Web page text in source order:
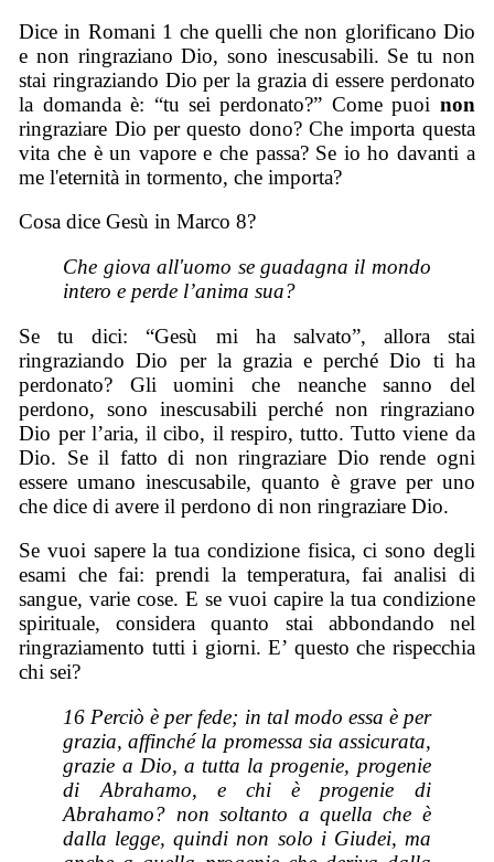
Dice in Romani 1 che quelli che non glorificano Dio
e non ringraziano Dio, sono inescusabili. Se tu non
stai ringraziando Dio per la grazia di essere perdonato
la domanda è: “tu sei perdonato?” Come puoi non
ringraziare Dio per questo dono? Che importa questa
vita che è un vapore e che passa? Se io ho davanti a
me l'eternità in tormento, che importa?
Cosa dice Gesù in Marco 8?
Che giova all'uomo se guadagna il mondo
intero e perde l’anima sua?
Se tu dici: “Gesù mi ha salvato”, allora stai
ringraziando Dio per la grazia e perché Dio ti ha
perdonato? Gli uomini che neanche sanno del
perdono, sono inescusabili perché non ringraziano
Dio per l’aria, il cibo, il respiro, tutto. Tutto viene da
Dio. Se il fatto di non ringraziare Dio rende ogni
essere umano inescusabile, quanto è grave per uno
che dice di avere il perdono di non ringraziare Dio.
Se vuoi sapere la tua condizione fisica, ci sono degli
esami che fai: prendi la temperatura, fai analisi di
sangue, varie cose. E se vuoi capire la tua condizione
spirituale, considera quanto stai abbondando nel
ringraziamento tutti i giorni. E’ questo che rispecchia
chi sei?
16 Perciò è per fede; in tal modo essa è per
grazia, affinché la promessa sia assicurata,
grazie a Dio, a tutta la progenie, progenie
di Abrahamo, e chi è progenie di
Abrahamo? non soltanto a quella che è
dalla legge, quindi non solo i Giudei, ma